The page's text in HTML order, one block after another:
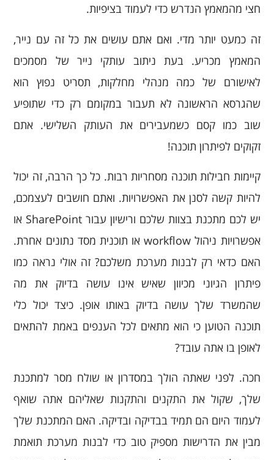
חצי מהמאמץ הנדרש כדי לעמוד בציפיות.
זה כמעט יותר מדי. ואם אתם עושים את כל זה עם נייר,
המאמץ מכריע. בעת ניתוב עותקי נייר של מסמכים
לאישורם של כמה מנהלי מחלקות, תסריט נפוץ הוא
שהגרסא הראשונה לא תעבור במקומם רק כדי שתופיע
שוב כמו קסם כשמעבירים את העותק השלישי. אתם
זקוקים לפיתרון תוכנה!
קיימות חבילות תוכנה מסחריות רבות. כל כך הרבה, זה יכול
להיות קשה לסנן את האפשרויות. ואתם חושבים לעצמכם,
יש לכם מתכנת בצוות שלכם ורישיון עבור SharePoint או
אפשרויות ניהול workflow או תוכנית מסד נתונים אחרת.
האם כדאי רק לבנות מערכת משלכם? זה אולי נראה כמו
פיתרון הגיוני מכיוון שאיש אינו עושה בדיוק את מה
שהמשרד שלך עושה בדיוק באותו אופן. כיצד יכול כלי
תוכנה הטוען כי הוא מתאים לכל הענפים באמת להתאים
לאופן בו אתה עובד?
חכה. לפני שאתה הולך במסדרון או שולח מסר למתכנת
שלך, שקול את התקנים והתקנות שאליהם אתה שואף
לעמוד היום הם תמיד בבדיקה ובדיקה. האם המתכנת שלך
מבין את הדרישות מספיק טוב כדי לבנות מערכת תואמת